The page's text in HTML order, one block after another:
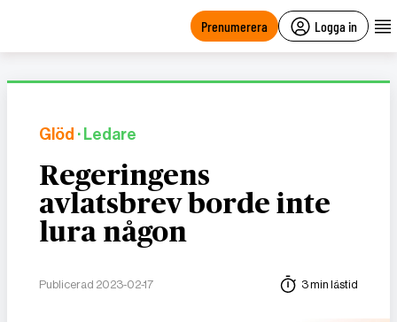
Prenumerera Logga in
Glöd · Ledare
Regeringens
avlatsbrev borde inte
lura någon
Publicerad 2023-02-17 3 min lästid